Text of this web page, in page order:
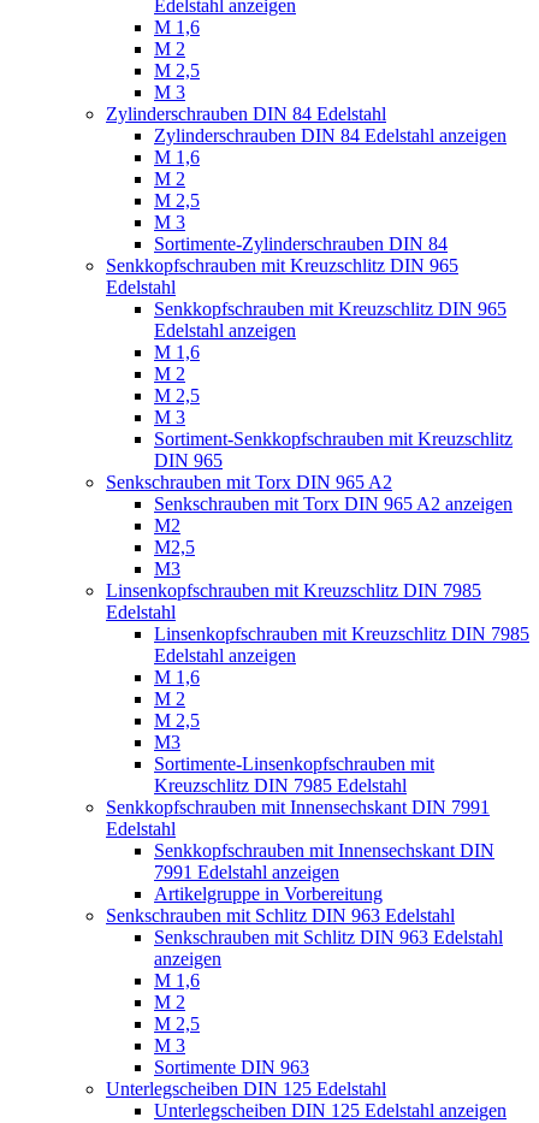
Edelstahl anzeigen
M 1,6
M 2
M 2,5
M 3
Zylinderschrauben DIN 84 Edelstahl
Zylinderschrauben DIN 84 Edelstahl anzeigen
M 1,6
M 2
M 2,5
M 3
Sortimente-Zylinderschrauben DIN 84
Senkkopfschrauben mit Kreuzschlitz DIN 965
Edelstahl
Senkkopfschrauben mit Kreuzschlitz DIN 965
Edelstahl anzeigen
M 1,6
M 2
M 2,5
M 3
Sortiment-Senkkopfschrauben mit Kreuzschlitz
DIN 965
Senkschrauben mit Torx DIN 965 A2
Senkschrauben mit Torx DIN 965 A2 anzeigen
M2
M2,5
M3
Linsenkopfschrauben mit Kreuzschlitz DIN 7985
Edelstahl
Linsenkopfschrauben mit Kreuzschlitz DIN 7985
Edelstahl anzeigen
M 1,6
M 2
M 2,5
M3
Sortimente-Linsenkopfschrauben mit
Kreuzschlitz DIN 7985 Edelstahl
Senkkopfschrauben mit Innensechskant DIN 7991
Edelstahl
Senkkopfschrauben mit Innensechskant DIN
7991 Edelstahl anzeigen
Artikelgruppe in Vorbereitung
Senkschrauben mit Schlitz DIN 963 Edelstahl
Senkschrauben mit Schlitz DIN 963 Edelstahl
anzeigen
M 1,6
M 2
M 2,5
M 3
Sortimente DIN 963
Unterlegscheiben DIN 125 Edelstahl
Unterlegscheiben DIN 125 Edelstahl anzeigen